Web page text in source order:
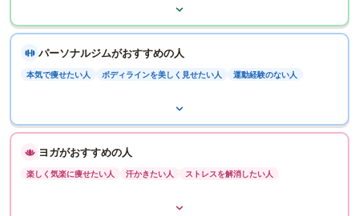
パーソナルジムがおすすめの人
本気で痩せたい人 ボディラインを美しく見せたい人 運動経験のない人
ヨガがおすすめの人
楽しく気楽に痩せたい人 汗かきたい人 ストレスを解消したい人